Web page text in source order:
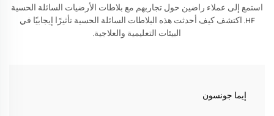
استمع إلى عملاء راضين حول تجاربهم مع بلاطات الأرضيات السائلة الحسية
HF. اكتشف كيف أحدثت هذه البلاطات السائلة الحسية تأثيرًا إيجابيًا في
البيئات التعليمية والعلاجية.
إيما جونسون